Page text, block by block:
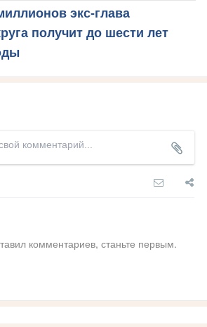
экс-глава
получит до шести лет
комментариев, станьте первым.